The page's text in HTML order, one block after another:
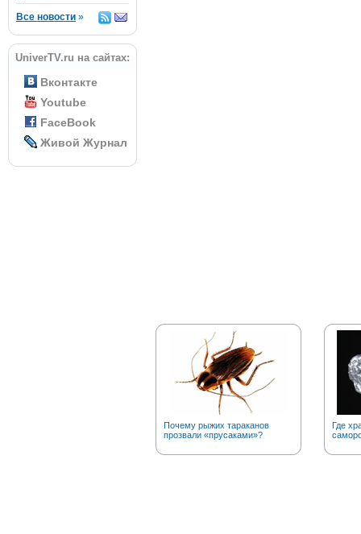
Все новости »
UniverTV.ru на сайтах:
Вконтакте
Youtube
FaceBook
Живой Журнал
Почему рыжих тараканов
прозвали «прусаками»?
Где